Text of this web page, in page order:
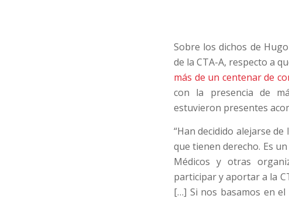
Sobre los dichos de
de la CTA-A, respecto a
más de un centenar de
con la presencia de
estuvieron presentes
“Han decidido alejarse
que tienen derecho. Es
Médicos y otras
participar y aportar a la
[…] Si nos basamos en